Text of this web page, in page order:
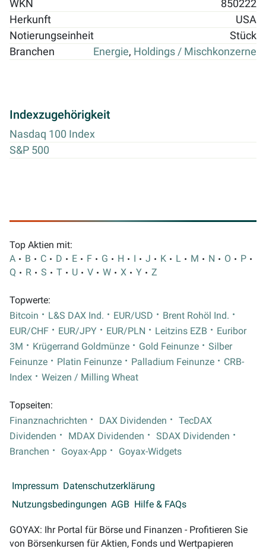
WKN
850222
Herkunft
USA
Notierungseinheit
Stück
Branchen
Energie, Holdings / Mischkonzerne
Indexzugehörigkeit
Nasdaq 100 Index
S&P 500
Top Aktien mit:
A
B C D E F G H I J K L M N O
P
Q
R S T U V W X Y Z
Topwerte:
Bitcoin
L&S DAX Ind. EUR/USD
Brent Rohöl Ind.
EUR/CHF
EUR/JPY EUR/PLN Leitzins EZB
Euribor
3M
Krügerrand Goldmünze Gold Feinunze
Silber
Feinunze
Platin Feinunze Palladium Feinunze
CRB-
Index
Weizen / Milling Wheat
Topseiten:
Finanznachrichten
DAX Dividenden
TecDAX
Dividenden
MDAX Dividenden
SDAX Dividenden
Branchen
Goyax-App Goyax-Widgets
Impressum Datenschutzerklärung
Nutzungsbedingungen AGB Hilfe & FAQs
GOYAX: Ihr Portal für Börse und Finanzen - Profitieren Sie
von Börsenkursen für Aktien, Fonds und Wertpapieren